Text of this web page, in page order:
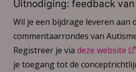
Uitnodiging: feedback
Wil je een bijdrage leveren aan
commentaarrondes van
Registreer je via deze website
je toegang tot de